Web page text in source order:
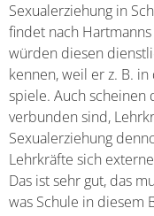
Sexualerziehung in
findet nach
würden diesen
kennen, weil er z. B.
spiele. Auch scheinen
verbunden sind,
Sexualerziehung
Lehrkräfte sich
Das ist sehr gut, das
was Schule in diesem